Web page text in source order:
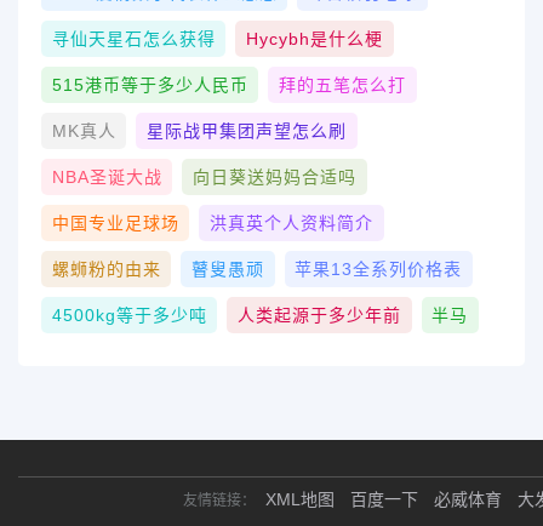
寻仙天星石怎么获得 Hycybh是什么梗
515港币等于多少人民币 拜的五笔怎么打
MK真人 星际战甲集团声望怎么刷
NBA圣诞大战 向日葵送妈妈合适吗
中国专业足球场 洪真英个人资料简介
螺蛳粉的由来 瞽叟愚顽 苹果13全系列价格表
4500kg等于多少吨 人类起源于多少年前 半马
友情链接： XML地图 百度一下 必威体育 大